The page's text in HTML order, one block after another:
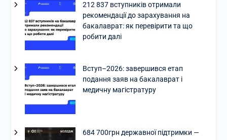
212 837 вступників отримали
рекомендації до зарахування на
бакалаврат: як перевірити та що
робити далі
Вступ–2026: завершився етап
подання заяв на бакалаврат і
медичну магістратуру
684 700грн державної підтримки —